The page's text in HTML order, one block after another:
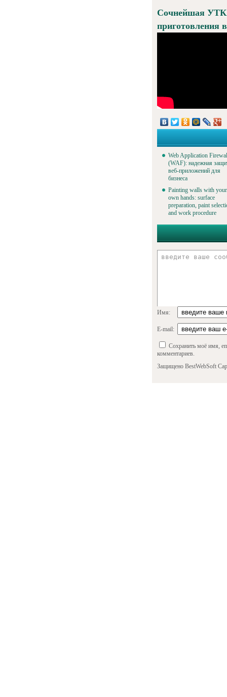
Сочнейшая
приготовления
Web Application
(WAF): надежная
веб-приложений для
бизнеса
Painting walls with your
own hands: surface
preparation, paint
and work procedure
Имя:
E-mail:
Сохранить моё имя,
комментариев.
Защищено BestWebSoft